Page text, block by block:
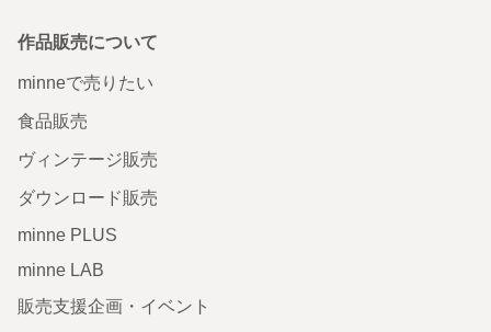
作品販売について
minneで売りたい
食品販売
ヴィンテージ販売
ダウンロード販売
minne PLUS
minne LAB
販売支援企画・イベント